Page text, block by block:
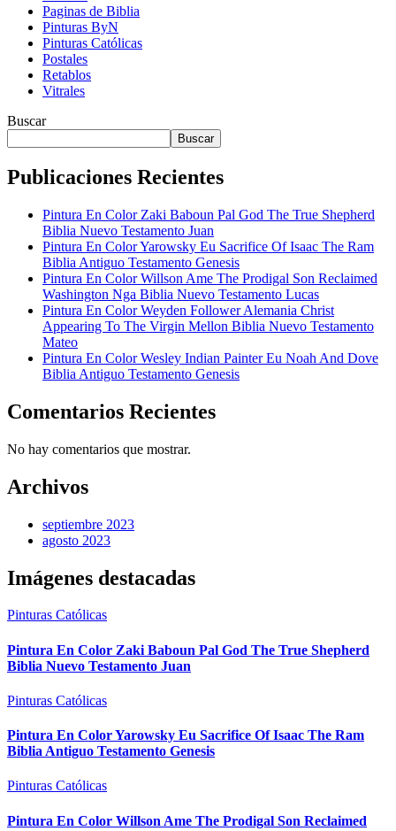
Paginas de Biblia
Pinturas ByN
Pinturas Católicas
Postales
Retablos
Vitrales
Buscar
Buscar
Publicaciones Recientes
Pintura En Color Zaki Baboun Pal God The True Shepherd
Biblia Nuevo Testamento Juan
Pintura En Color Yarowsky Eu Sacrifice Of Isaac The Ram
Biblia Antiguo Testamento Genesis
Pintura En Color Willson Ame The Prodigal Son Reclaimed
Washington Nga Biblia Nuevo Testamento Lucas
Pintura En Color Weyden Follower Alemania Christ
Appearing To The Virgin Mellon Biblia Nuevo Testamento
Mateo
Pintura En Color Wesley Indian Painter Eu Noah And Dove
Biblia Antiguo Testamento Genesis
Comentarios Recientes
No hay comentarios que mostrar.
Archivos
septiembre 2023
agosto 2023
Imágenes destacadas
Pinturas Católicas
Pintura En Color Zaki Baboun Pal God The True Shepherd
Biblia Nuevo Testamento Juan
Pinturas Católicas
Pintura En Color Yarowsky Eu Sacrifice Of Isaac The Ram
Biblia Antiguo Testamento Genesis
Pinturas Católicas
Pintura En Color Willson Ame The Prodigal Son Reclaimed